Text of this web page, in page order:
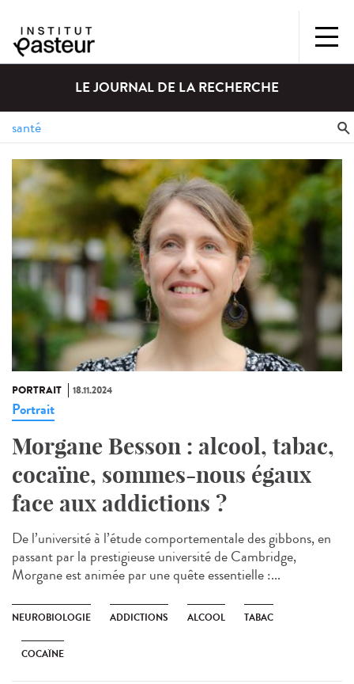
LE JOURNAL DE LA RECHERCHE
PORTRAIT 18.11.2024
Portrait
Morgane Besson : alcool, tabac,
cocaïne, sommes-nous égaux
face aux addictions ?
De l’université à l’étude comportementale des gibbons, en
passant par la prestigieuse université de Cambridge,
Morgane est animée par une quête essentielle :...
NEUROBIOLOGIE ADDICTIONS ALCOOL TABAC
COCAÏNE